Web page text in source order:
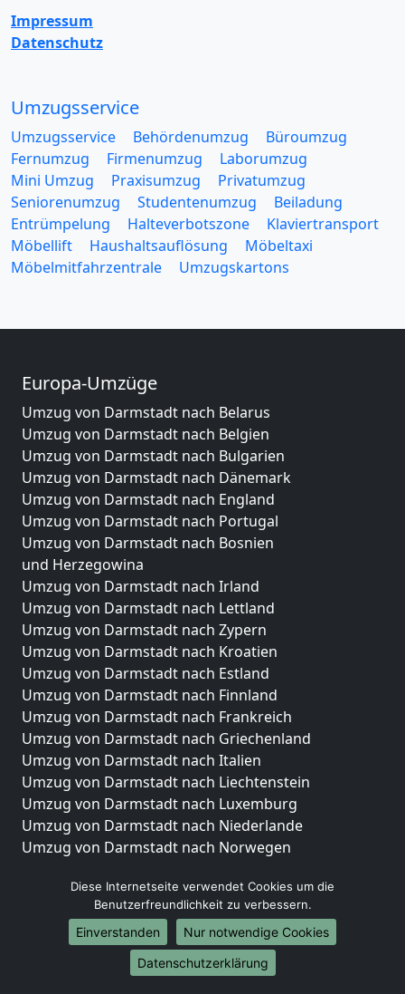
Impressum
Datenschutz
Umzugsservice
Umzugsservice Behördenumzug
Büroumzug
Fernumzug
Firmenumzug
Laborumzug
Mini Umzug
Praxisumzug
Privatumzug
Seniorenumzug
Studentenumzug
Beiladung
Entrümpelung
Halteverbotszone
Klaviertransport
Möbellift
Haushaltsauflösung
Möbeltaxi
Möbelmitfahrzentrale
Umzugskartons
Europa-Umzüge
Umzug von Darmstadt nach Belarus
Umzug von Darmstadt nach Belgien
Umzug von Darmstadt nach Bulgarien
Umzug von Darmstadt nach Dänemark
Umzug von Darmstadt nach England
Umzug von Darmstadt nach Portugal
Umzug von Darmstadt nach Bosnien
und Herzegowina
Umzug von Darmstadt nach Irland
Umzug von Darmstadt nach Lettland
Umzug von Darmstadt nach Zypern
Umzug von Darmstadt nach Kroatien
Umzug von Darmstadt nach Estland
Umzug von Darmstadt nach Finnland
Umzug von Darmstadt nach Frankreich
Umzug von Darmstadt nach Griechenland
Umzug von Darmstadt nach Italien
Umzug von Darmstadt nach Liechtenstein
Umzug von Darmstadt nach Luxemburg
Umzug von Darmstadt nach Niederlande
Umzug von Darmstadt nach Norwegen
Umzüge-Deutschlandweit
Umzug von Darmstadt nach Berlin
Umzug von Darmstadt nach Hamburg
Umzug von Darmstadt nach München
Umzug von Darmstadt nach Köln
Diese Internetseite verwendet Cookies um die
Benutzerfreundlichkeit zu verbessern.
Einverstanden
Nur notwendige Cookies
Datenschutzerklärung